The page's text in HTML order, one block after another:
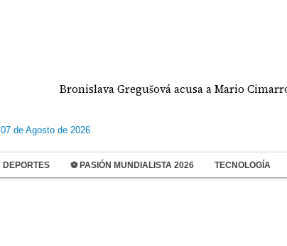
Bronislava Gregušová acusa a Mario Cimarro de
de Agosto de 2026
DEPORTES ⚽ PASIÓN MUNDIALISTA 2026 TECNOLOGÍA